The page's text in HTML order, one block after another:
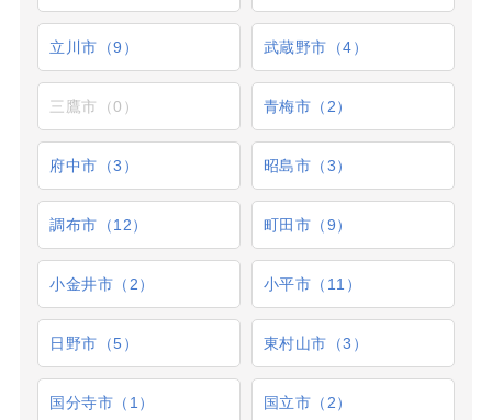
立川市（9） 武蔵野市（4）
三鷹市（0） 青梅市（2）
府中市（3） 昭島市（3）
調布市（12） 町田市（9）
小金井市（2） 小平市（11）
日野市（5） 東村山市（3）
国分寺市（1） 国立市（2）